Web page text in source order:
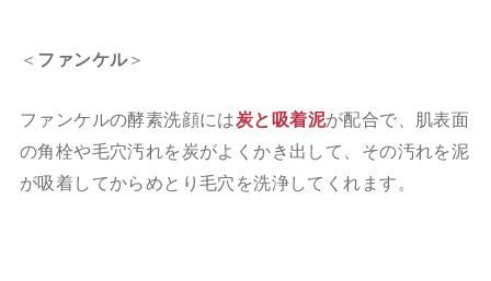
＜ ファンケル＞
ファンケルの酵素洗顔には炭と吸着泥が配合で、肌表面
の角栓や毛穴汚れを炭がよくかき出して、その汚れを泥
が吸着してからめとり毛穴を洗浄してくれます。